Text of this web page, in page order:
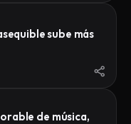
sube más
de música,